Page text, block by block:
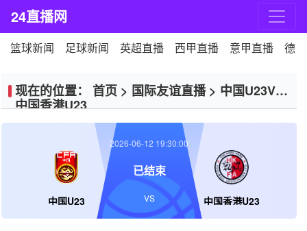
24直播网
篮球新闻 足球新闻 英超直播 西甲直播 意甲直播 德
现在的位置： 首页 > 国际友谊直播> 中国U23VS
中国香港U23
中国U23 中国香港U23
2026-06-12 19:30:00
已结束
VS